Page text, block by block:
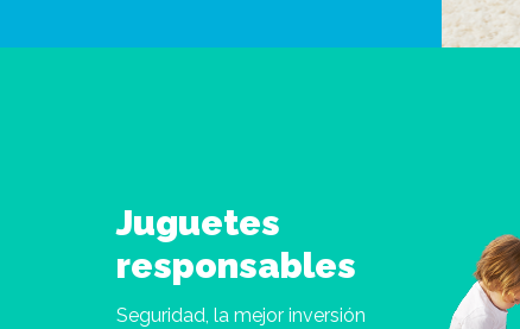
Juguetes
responsables
Seguridad, la mejor inversión